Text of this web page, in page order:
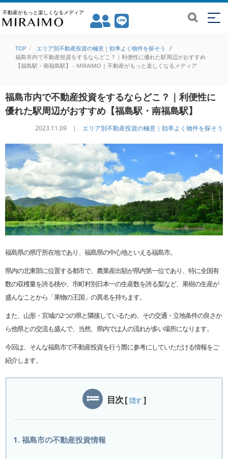
不動産がもっと楽しくなるメディア
TOP エリア別不動産投資の極意｜効率よく物件を探そう
/
福島市内で不動産投資をするならどこ？｜利便性に優れた駅周辺がおすすめ
【福島駅・南福島駅】 - MIRAIMO | 不動産がもっと楽しくなるメディア
福島市内で不動産投資をするならどこ？｜利便性に
優れた駅周辺がおすすめ【福島駅・南福島駅】
2023.11.09 | エリア別不動産投資の極意｜効率よく物件を探そう
福島県の県庁所在地であり、福島県の中心地といえる福島市。
県内の北東部に位置する都市で、農業産出額が県内第一位であり、特に全国有
数の収穫量を誇る桃や、市町村別日本一の生産数を誇る梨など、果樹の生産が
盛んなことから「果物の王国」の異名を持ちます。
また、山形・宮城の2つの県と隣接しているため、その交通・立地条件の良さか
ら他県との交流も盛んで、当然、県内では人の流れが多い場所になります。
今回は、そんな福島市で不動産投資を行う際に参考にしていただける情報をご
紹介します。
目次[ 隠す ]
1. 福島市の不動産投資情報